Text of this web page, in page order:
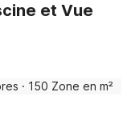
et Vue
· 150 Zone en m²